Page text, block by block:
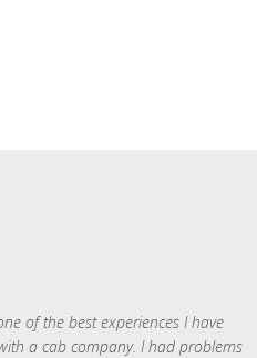
of the best experiences I have
a cab company. I had problems